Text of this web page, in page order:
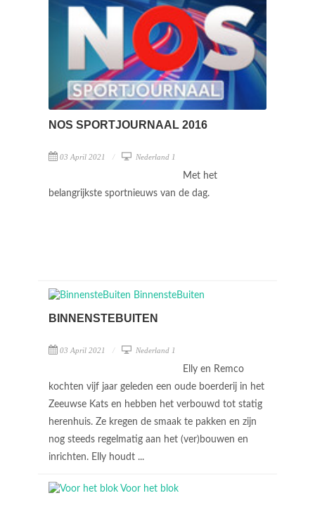
NOS SPORTJOURNAAL 2016
03 April 2021 Nederland 1
Met het
belangrijkste sportnieuws van de dag.
BINNENSTEBUITEN
03 April 2021 Nederland 1
Elly en Remco
kochten vijf jaar geleden een oude boerderij in het
Zeeuwse Kats en hebben het verbouwd tot statig
herenhuis. Ze kregen de smaak te pakken en zijn
nog steeds regelmatig aan het (ver)bouwen en
inrichten. Elly houdt ...